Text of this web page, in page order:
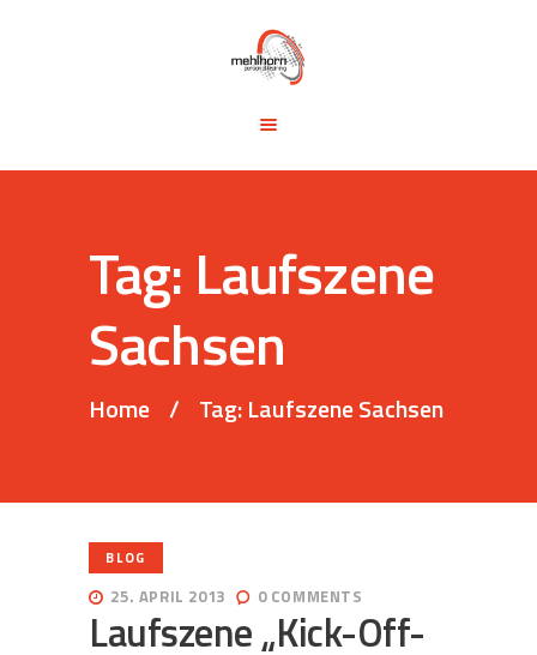
Tag: Laufszene
Sachsen
Home Tag: Laufszene Sachsen
KONTAKT
BLOG
25. APRIL 2013 0 COMMENTS
Laufszene „Kick-Off-